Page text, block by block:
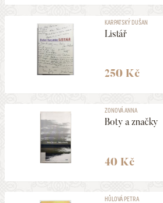
KARPATSKÝ DUŠAN
Listář
250 Kč
ZONOVÁ ANNA
Boty a značky
40 Kč
HŮLOVÁ PETRA